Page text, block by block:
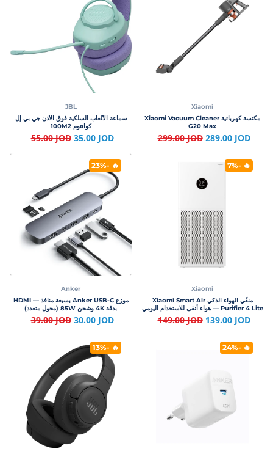
Xiaomi
مكنسة كهربائية Xiaomi Vacuum Cleaner
G20 Max
299.00 JOD289.00 JOD
JBL
سماعة الألعاب السلكية فوق الأذن جي بي إل
كوانتوم 100M2
55.00 JOD35.00 JOD
🔥 -7%
Xiaomi
منقّي الهواء الذكي Xiaomi Smart Air
Purifier 4 Lite — هواء أنقى للاستخدام اليومي
149.00 JOD139.00 JOD
🔥 -23%
Anker
موزع Anker USB-C بسبعة منافذ — HDMI
بدقة 4K وشحن 85W (محول متعدد)
39.00 JOD30.00 JOD
🔥 -24%
🔥 -13%